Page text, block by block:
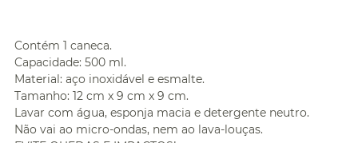
Contém 1 caneca.
Capacidade: 500 ml.
Material: aço inoxidável e esmalte.
Tamanho: 12 cm x 9 cm x 9 cm.
Lavar com água, esponja macia e detergente neutro.
Não vai ao micro-ondas, nem ao lava-louças.